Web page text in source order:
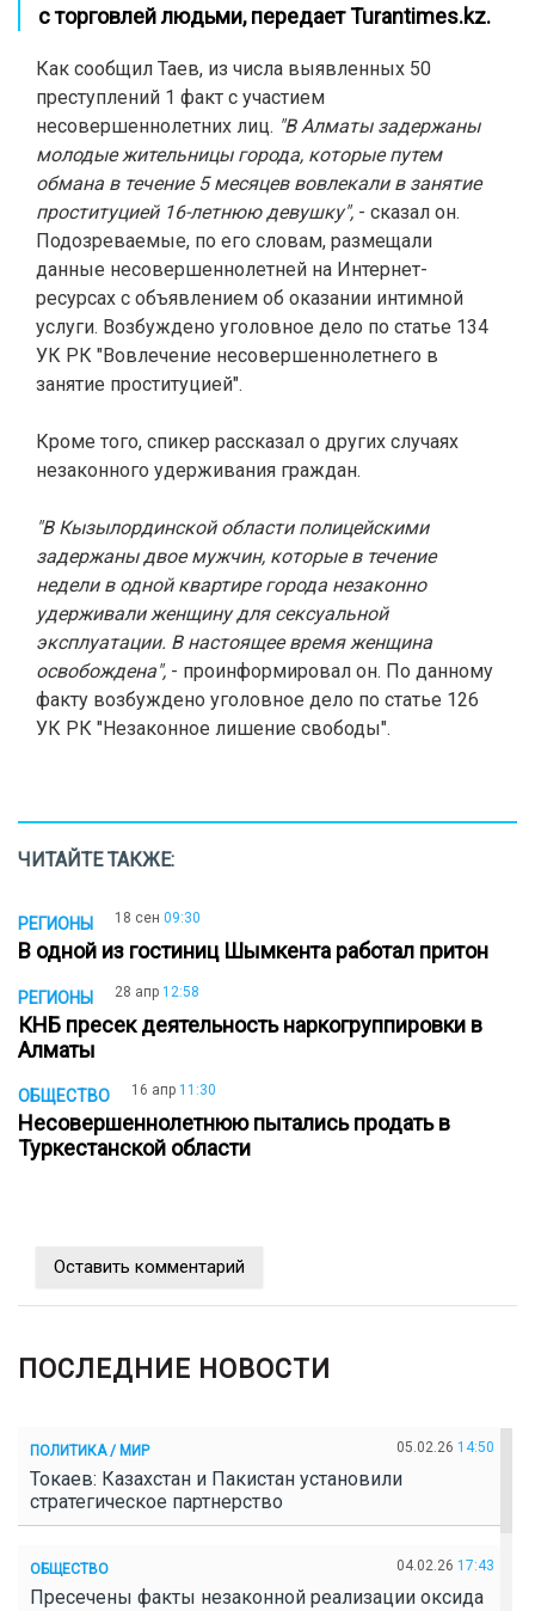
с торговлей людьми, передаетTurantimes.kz.
Как сообщил Таев, из числа выявленных 50
преступлений 1 факт с участием
несовершеннолетних лиц. "В Алматы задержаны
молодые жительницы города, которые путем
обмана в течение 5 месяцев вовлекали в занятие
проституцией 16-летнюю девушку", - сказал он.
Подозреваемые, по его словам, размещали
данные несовершеннолетней на Интернет-
ресурсах с объявлением об оказании интимной
услуги. Возбуждено уголовное дело по статье 134
УК РК "Вовлечение несовершеннолетнего в
занятие проституцией".
Кроме того, спикер рассказал о других случаях
незаконного удерживания граждан.
"В Кызылординской области полицейскими
задержаны двое мужчин, которые в течение
недели в одной квартире города незаконно
удерживали женщину для сексуальной
эксплуатации. В настоящее время женщина
освобождена", - проинформировал он. По данному
факту возбуждено уголовное дело по статье 126
УК РК "Незаконное лишение свободы".
ЧИТАЙТЕ ТАКЖЕ:
РЕГИОНЫ 18 сен 09:30
В одной из гостиниц Шымкента работал притон
РЕГИОНЫ 28 апр 12:58
КНБ пресек деятельность наркогруппировки в
Алматы
ОБЩЕСТВО 16 апр 11:30
Несовершеннолетнюю пытались продать в
Туркестанской области
Оставить комментарий
ПОСЛЕДНИЕ НОВОСТИ
ПОЛИТИКА / МИР 05.02.26 14:50
Токаев: Казахстан и Пакистан установили
стратегическое партнерство
ОБЩЕСТВО 04.02.26 17:43
Пресечены факты незаконной реализации оксида